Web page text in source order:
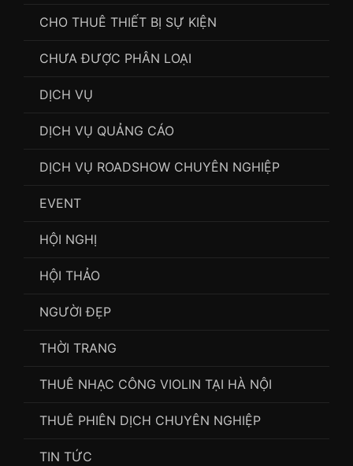
CHO THUÊ THIẾT BỊ SỰ KIỆN
CHƯA ĐƯỢC PHÂN LOẠI
DỊCH VỤ
DỊCH VỤ QUẢNG CÁO
DỊCH VỤ ROADSHOW CHUYÊN NGHIỆP
EVENT
HỘI NGHỊ
HỘI THẢO
NGƯỜI ĐẸP
THỜI TRANG
THUÊ NHẠC CÔNG VIOLIN TẠI HÀ NỘI
THUÊ PHIÊN DỊCH CHUYÊN NGHIỆP
TIN TỨC